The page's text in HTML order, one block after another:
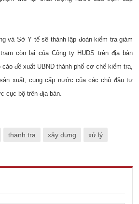
và Sở Y tế sẽ thành lập đoàn kiểm tra giám
còn lại của Công ty HUDS trên địa bàn
đề xuất UBND thành phố cơ chế kiểm tra,
xuất, cung cấp nước của các chủ đầu tư
cục bộ trên địa bàn.
thanh tra xây dựng xử lý